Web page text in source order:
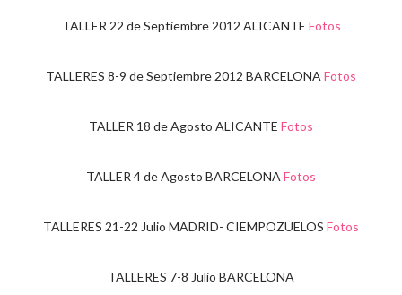
TALLER 22 de Septiembre 2012 ALICANTE Fotos
TALLERES 8-9 de Septiembre 2012 BARCELONA Fotos
TALLER 18 de Agosto ALICANTE Fotos
TALLER 4 de Agosto BARCELONA Fotos
TALLERES 21-22 Julio MADRID- CIEMPOZUELOS Fotos
TALLERES 7-8 Julio BARCELONA